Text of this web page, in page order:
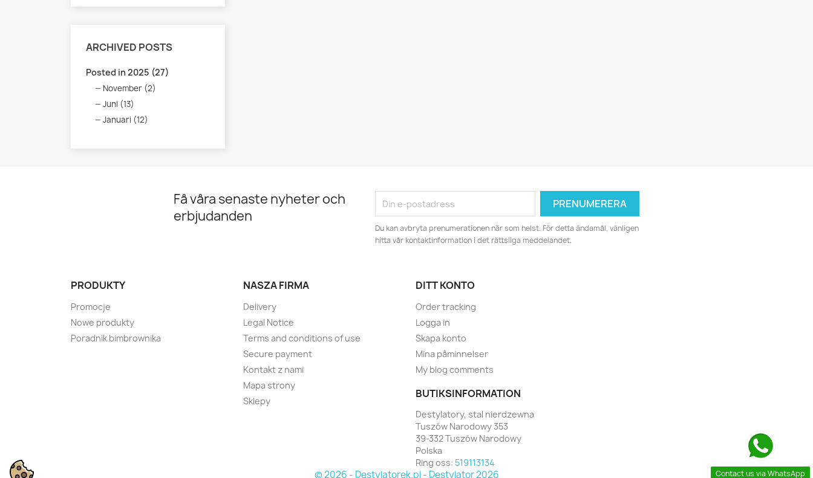
ARCHIVED POSTS
Posted in 2025 (27)
November (2)
Juni (13)
Januari (12)
Få våra senaste nyheter och
erbjudanden
Du kan avbryta prenumerationen när som helst. För detta ändamål, vänligen
hitta vår kontaktinformation i det rättsliga meddelandet.
PRODUKTY
Promocje
Nowe produkty
Poradnik bimbrownika
NASZA FIRMA
Delivery
Legal Notice
Terms and conditions of use
Secure payment
Kontakt z nami
Mapa strony
Sklepy
DITT KONTO
Order tracking
Logga in
Skapa konto
Mina påminnelser
My blog comments
Contact us via WhatsApp
BUTIKSINFORMATION
Destylatory, stal nierdzewna
Tuszów Narodowy 353
39-332 Tuszów Narodowy
Polska
Ring oss: 519113134
© 2026 - Destylatorek.pl - Destylator 2026